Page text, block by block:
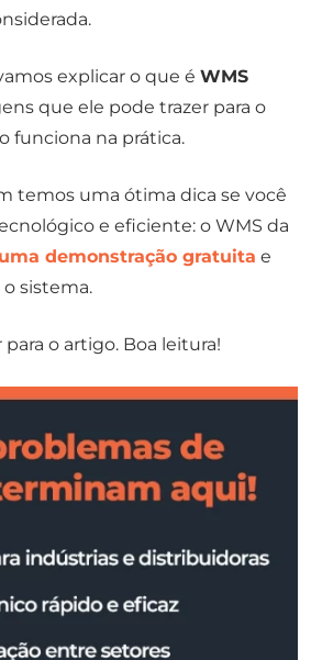
explicar o que é WMS
que ele pode trazer para o
funciona na prática.
temos uma ótima dica se você
e eficiente: o WMS da
demonstração gratuita e
sistema.
o artigo. Boa leitura!